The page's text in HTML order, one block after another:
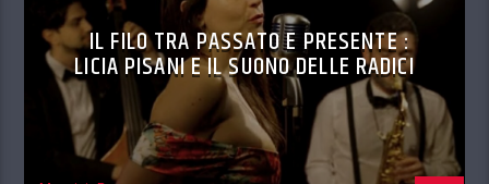
IL FILO TRA PASSATO E PRESENTE :
LICIA PISANI E IL SUONO DELLE RADICI